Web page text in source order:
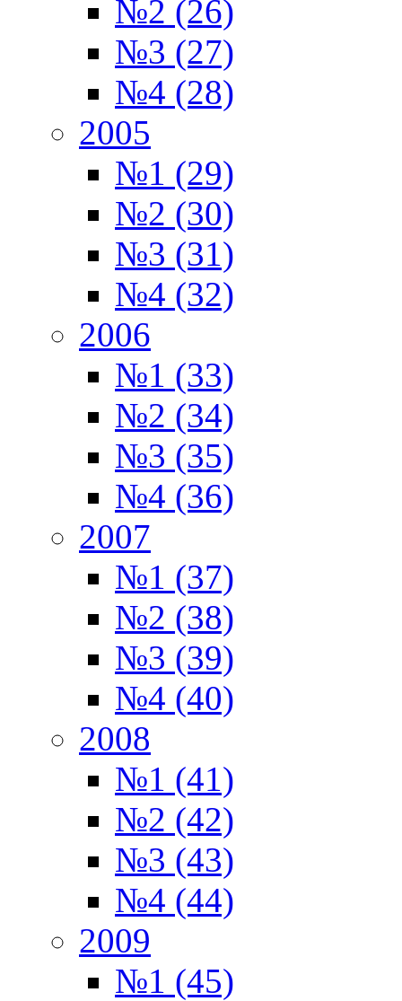
№2 (26)
№3 (27)
№4 (28)
2005
№1 (29)
№2 (30)
№3 (31)
№4 (32)
2006
№1 (33)
№2 (34)
№3 (35)
№4 (36)
2007
№1 (37)
№2 (38)
№3 (39)
№4 (40)
2008
№1 (41)
№2 (42)
№3 (43)
№4 (44)
2009
№1 (45)